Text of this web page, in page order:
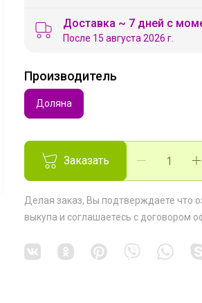
Доставка ~ 7 дней с
После 15 августа 2026 г.
Производитель
Доляна
Заказать
Делая заказ, Вы подтверждаете что
выкупа и соглашаетесь с договором